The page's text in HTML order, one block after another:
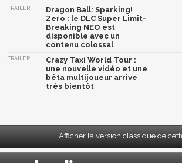
TRAILER
Dragon Ball: Sparking!
Zero : le DLC Super Limit-
Breaking NEO est
disponible avec un
contenu colossal
TRAILER
Crazy Taxi World Tour :
une nouvelle vidéo et une
bêta multijoueur arrive
très bientôt
Afficher la version classique de